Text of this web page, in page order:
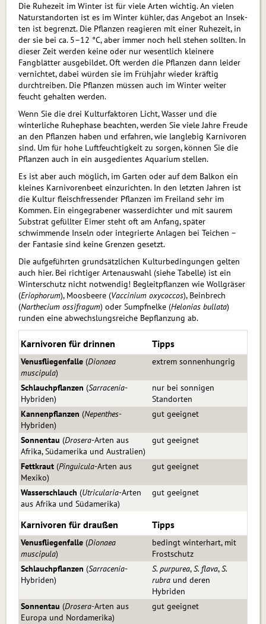
Die Ruhezeit im Winter ist für viele Ar­ten wichtig. An vielen
Naturstandorten ist es im Winter kühler, das Angebot an Insek­
ten ist begrenzt. Die Pflanzen reagieren mit einer Ruhezeit, in
der sie bei ca. 5–12 °C, aber immer noch hell stehen sollten. In
dieser Zeit werden keine oder nur wesent­lich kleinere
Fangblätter ausgebildet. Oft werden die Pflanzen dann leider
vernichtet, dabei würden sie im Frühjahr wieder kräftig
durchtreiben. Die Pflanzen müssen auch im Winter weiter
feucht gehalten werden.
Wenn Sie die drei Kulturfaktoren Licht, Wasser und die
winterliche Ruhephase beachten, werden Sie viele Jahre Freude
an den Pflanzen haben und erfahren, wie langlebig Karnivoren
sind. Um für hohe Luftfeuchtigkeit zu sorgen, können Sie die
Pflanzen auch in ein ausgedientes Aquarium stellen.
Es ist aber auch möglich, im Garten oder auf dem Balkon ein
kleines Karnivorenbeet einzurichten. In den letzten Jahren ist
die Kultur fleischfressender Pflanzen im Freiland sehr im
Kommen. Ein eingegrabener wasserdichter und mit saurem
Substrat gefüllter Eimer steht oft am Anfang, später
schwimmende Inseln oder integrierte Anlagen bei Teichen –
der Fan­tasie sind keine Grenzen gesetzt.
Die aufgeführten grundsätzlichen Kulturbedingungen gelten
auch hier. Bei rich­tiger Artenauswahl (siehe Tabelle) ist ein
Winterschutz nicht notwendig! Begleitpflanzen wie Wollgräser
(Eriophorum), Moosbeere (Vaccinium oxycoccos), Beinbrech
(Narthecium ossifragum) oder Sumpf­nelke (Helonias bullata)
runden eine abwechslungsreiche Bepflanzung ab.
Karnivoren für drinnen Tipps
Venusfliegenfalle (Dionaea
muscipula)
extrem sonnenhungrig
Schlauchpflanzen (Sarracenia-
Hybriden)
nur bei sonnigen
Standorten
Kannenpflanzen (Nepenthes-
Hybriden)
gut geeignet
Sonnentau (Drosera-Arten aus
Afrika, Südamerika und Australien)
gut geeignet
Fettkraut (Pinguicula-Arten aus
Mexiko)
gut geeignet
Wasserschlauch (Utricularia-Arten
aus Afrika und Südamerika)
gut geeignet
Karnivoren für draußen Tipps
Venusfliegenfalle (Dionaea
muscipula)
bedingt winterhart, mit
Frostschutz
Schlauchpflanzen (Sarracenia-
Hybriden)
S. purpurea,S. flava,S.
rubra und deren
Hybriden
Sonnentau (Drosera-Arten aus
Europa und Nordamerika)
gut geeignet